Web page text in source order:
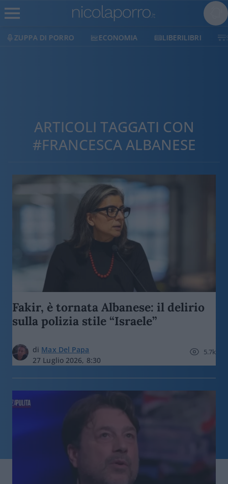
ECONOMIA LIBERILIBRI SHOP SOSTIENICI
ARTICOLI TAGGATI CON
#FRANCESCA ALBANESE
Fakir, è tornata Albanese: il delirio
sulla polizia stile “Israele”
di Max Del Papa
27 Luglio 2026, 8:30
5.7k